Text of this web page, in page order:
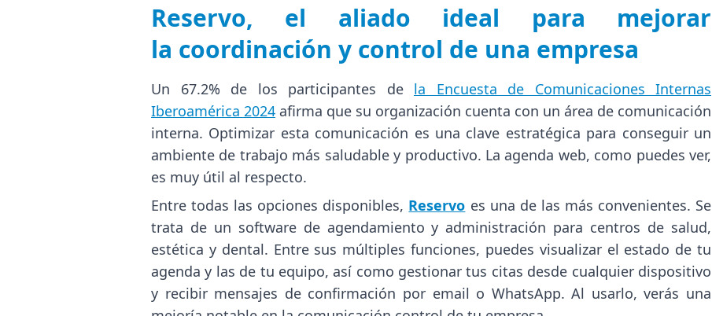
Reservo, el aliado ideal para mejorar
la coordinación y control de una empresa
Un 67.2% de los participantes de la Encuesta de Comunicaciones Internas
Iberoamérica 2024 afirma que su organización cuenta con un área de comunicación
interna. Optimizar esta comunicación es una clave estratégica para conseguir un
ambiente de trabajo más saludable y productivo. La agenda web, como puedes ver,
es muy útil al respecto.
Entre todas las opciones disponibles, Reservo es una de las más convenientes. Se
trata de un software de agendamiento y administración para centros de salud,
estética y dental. Entre sus múltiples funciones, puedes visualizar el estado de tu
agenda y las de tu equipo, así como gestionar tus citas desde cualquier dispositivo
y recibir mensajes de confirmación por email o WhatsApp. Al usarlo, verás una